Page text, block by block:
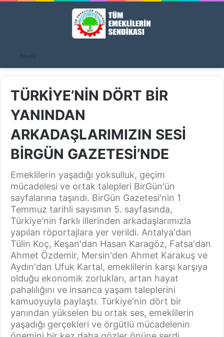
Menü
TÜRKİYE’NİN DÖRT BİR
YANINDAN
ARKADAŞLARIMIZIN SESİ
BİRGÜN GAZETESİ’NDE
Emeklilerin yaşadığı yoksulluk, geçim
mücadelesi ve ortak talepleri BirGün'ün
sayfalarına taşındı. BirGün Gazetesi'nin 1
Temmuz tarihli sayısının 5. sayfasında,
Türkiye'nin farklı illerinden arkadaşlarımızla
yapılan röportajlara yer verildi. Antalya'dan
Tülin Koç, Keşan'dan Hasan Karagöz, Fatsa'dan
Ahmet Özdemir, Mersin'den Ahmet Karakuş ve
Aydın'dan Ufuk Kartal, emeklilerin karşı karşıya
olduğu ekonomik zorlukları, artan hayat
pahalılığını ve insanca yaşam taleplerini
kamuoyuyla paylaştı. Türkiye'nin dört bir
yanından yükselen bu ortak ses, emeklilerin
yaşadığı gerçekleri ve örgütlü mücadelenin